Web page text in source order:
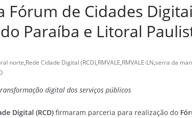
Fórum de Cidades
Paraíba e Litoral
norte,Rede Cidade Digital (RCD),RMVALE,RMVALE-LN,serra da
digital dos serviços públicos
Digital (RCD) firmaram parceria para realização do